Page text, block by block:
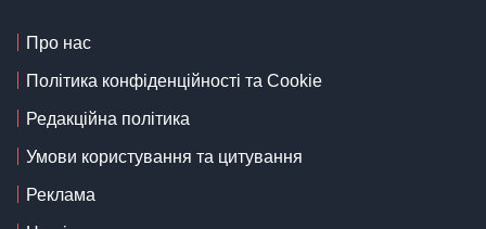
Про нас
Політика конфіденційності та Cookie
Редакційна політика
Умови користування та цитування
Реклама